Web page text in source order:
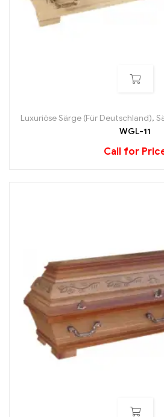
Luxuriöse Särge (Für Deutschland),
WGL-11
Call for